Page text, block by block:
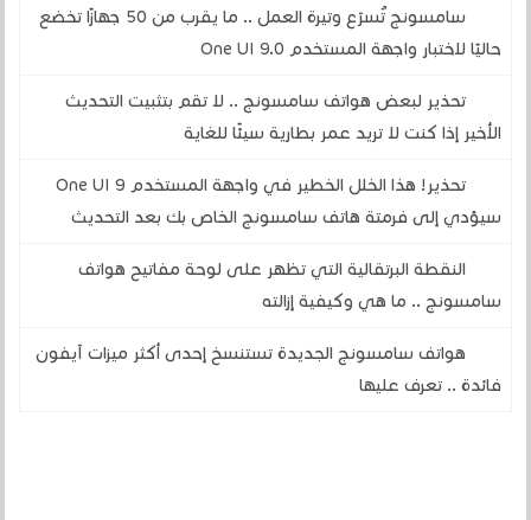
سامسونج تُسرّع وتيرة العمل .. ما يقرب من 50 جهازًا تخضع
حاليًا لاختبار واجهة المستخدم One UI 9.0
تحذير لبعض هواتف سامسونج .. لا تقم بتثبيت التحديث
الأخير إذا كنت لا تريد عمر بطارية سيئًا للغاية
تحذير! هذا الخلل الخطير في واجهة المستخدم One UI 9
سيؤدي إلى فرمتة هاتف سامسونج الخاص بك بعد التحديث
النقطة البرتقالية التي تظهر على لوحة مفاتيح هواتف
سامسونج .. ما هي وكيفية إزالته
هواتف سامسونج الجديدة تستنسخ إحدى أكثر ميزات آيفون
فائدة .. تعرف عليها